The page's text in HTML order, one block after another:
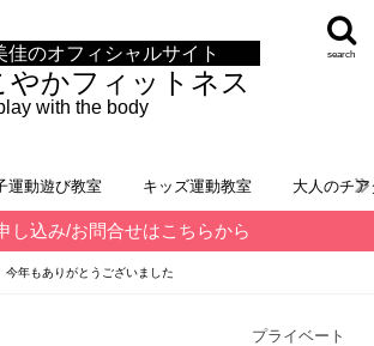
佳のオフィシャルサイト
やかフィットネス
with the body
search
運動遊び教室 キッズ運動教室 大人のチ
し込み/お問合せはこちらから
今年もありがとうございました
プライベート